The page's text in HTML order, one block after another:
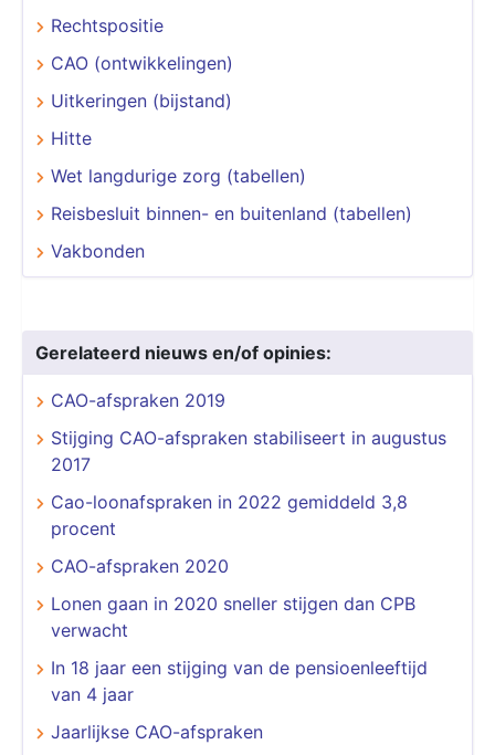
Rechtspositie
CAO (ontwikkelingen)
Uitkeringen (bijstand)
Hitte
Wet langdurige zorg (tabellen)
Reisbesluit binnen- en buitenland (tabellen)
Vakbonden
Gerelateerd nieuws en/of opinies:
CAO-afspraken 2019
Stijging CAO-afspraken stabiliseert in augustus
2017
Cao-loonafspraken in 2022 gemiddeld 3,8
procent
CAO-afspraken 2020
Lonen gaan in 2020 sneller stijgen dan CPB
verwacht
In 18 jaar een stijging van de pensioenleeftijd
van 4 jaar
Jaarlijkse CAO-afspraken